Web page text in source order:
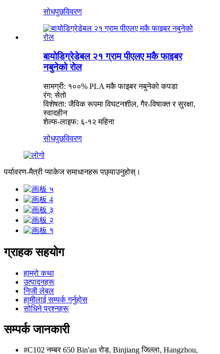
सोधपुछविवरण
बायोडिग्रेडेबल २१ ग्राम पीएलए मकै फाइबर
नबुनेको रोल
सामग्री: १००% PLA मकै फाइबर नबुनेको कपडा
रंग: सेतो
विशेषता: जैविक रूपमा विघटनशील, गैर-विषाक्त र सुरक्षा,
स्वादहीन
शेल्फ-लाइफ: ६-१२ महिना
सोधपुछविवरण
पर्यावरण-मैत्री प्याकेज समाधानहरू पछ्याउनुहोस्।
ग्राहक सहयोग
हाम्रो कथा
उत्पादनहरू
निजी लेबल
हामीलाई सम्पर्क गर्नुहोस
सोधिने प्रश्नहरू
सम्पर्क जानकारी
#C102 नम्बर 650 Bin'an रोड, Binjiang जिल्ला, Hangzhou,